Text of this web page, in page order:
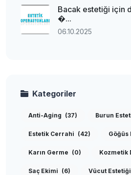
Bacak estetiği için
�...
06.10.2025
Kategoriler
Anti-Aging (37) Burun
Estetik Cerrahi (42) Göğüs
Karın Germe (0) Kozmetik
Saç Ekimi (6) Vücut Estetiği